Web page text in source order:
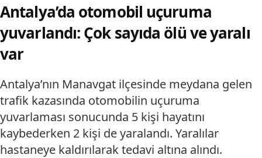
Antalya’da otomobil uçuruma
yuvarlandı: Çok sayıda ölü ve yaralı
var
Antalya’nın Manavgat ilçesinde meydana gelen
trafik kazasında otomobilin uçuruma
yuvarlaması sonucunda 5 kişi hayatını
kaybederken 2 kişi de yaralandı. Yaralılar
hastaneye kaldırılarak tedavi altına alındı.